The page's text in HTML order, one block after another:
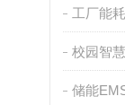
工厂能耗
校园智
储能